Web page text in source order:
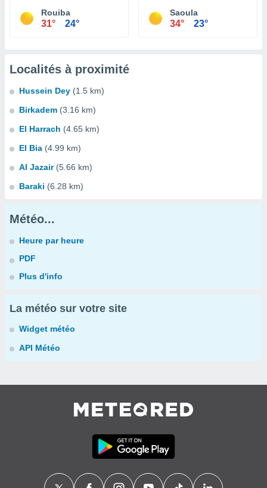
Rouiba
31° 24°
Saoula
34° 23°
Localités à proximité
Hussein Dey (1.5 km)
Birkadem (3.16 km)
El Harrach (4.65 km)
El Bia (4.99 km)
Al Jazair (5.66 km)
Baraki (6.28 km)
Météo...
Heure par heure
PDF
Plus d'info
La météo sur votre site
Widget météo
API Météo